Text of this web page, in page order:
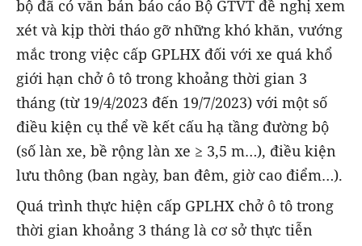
bộ đã có văn bản báo cáo Bộ GTVT đề nghị xem
xét và kịp thời tháo gỡ những khó khăn, vướng
mắc trong việc cấp GPLHX đối với xe quá khổ
giới hạn chở ô tô trong khoảng thời gian 3
tháng (từ 19/4/2023 đến 19/7/2023) với một số
điều kiện cụ thể về kết cấu hạ tầng đường bộ
(số làn xe, bề rộng làn xe ≥ 3,5 m…), điều kiện
lưu thông (ban ngày, ban đêm, giờ cao điểm…).
Quá trình thực hiện cấp GPLHX chở ô tô trong
thời gian khoảng 3 tháng là cơ sở thực tiễn